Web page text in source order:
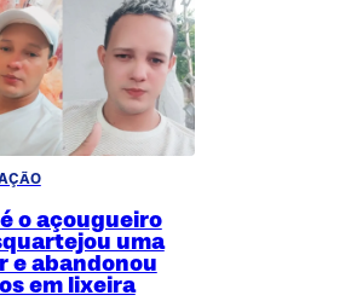
o açougueiro
uma
e abandonou
em lixeira